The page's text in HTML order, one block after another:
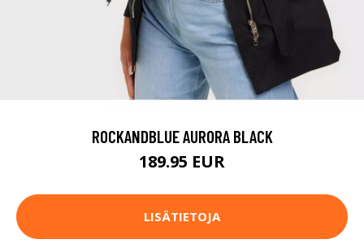
ROCKANDBLUE AURORA BLACK
189.95 EUR
LISÄTIETOJA